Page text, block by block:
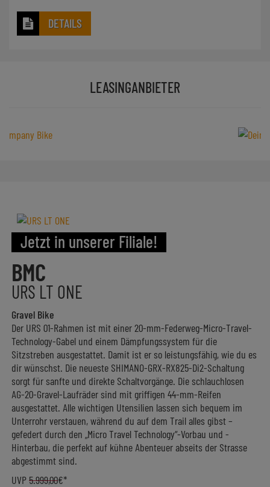
DETAILS
LEASINGANBIETER
Jetzt in unserer Filiale!
BMC
URS LT ONE
Gravel Bike
Der URS 01-Rahmen ist mit einer 20-mm-Federweg-Micro-Travel-
Technology-Gabel und einem Dämpfungssystem für die
Sitzstreben ausgestattet. Damit ist er so leistungsfähig, wie du es
dir wünschst. Die neueste SHIMANO-GRX-RX825-Di2-Schaltung
sorgt für sanfte und direkte Schaltvorgänge. Die schlauchlosen
AG-20-Gravel-Laufräder sind mit griffigen 44-mm-Reifen
ausgestattet. Alle wichtigen Utensilien lassen sich bequem im
Unterrohr verstauen, während du auf dem Trail alles gibst –
gefedert durch den „Micro Travel Technology“-Vorbau und -
Hinterbau, die perfekt auf kühne Abenteuer abseits der Strasse
abgestimmt sind.
UVP5.999,00€*